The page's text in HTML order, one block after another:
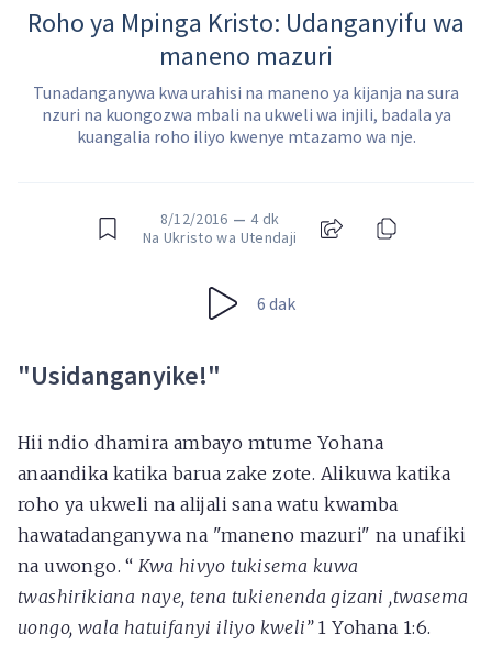
Roho ya Mpinga Kristo: Udanganyifu wa
maneno mazuri
Tunadanganywa kwa urahisi na maneno ya kijanja na sura
nzuri na kuongozwa mbali na ukweli wa injili, badala ya
kuangalia roho iliyo kwenye mtazamo wa nje.
8/12/2016 — 4 dk
Na Ukristo wa Utendaji
6 dak
"Usidanganyike!"
Hii ndio dhamira ambayo mtume Yohana
anaandika katika barua zake zote. Alikuwa katika
roho ya ukweli na alijali sana watu kwamba
hawatadanganywa na "maneno mazuri" na unafiki
na uwongo. “Kwa hivyo tukisema kuwa
twashirikiana naye, tena tukienenda gizani ,twasema
uongo, wala hatuifanyi iliyo kweli”1 Yohana 1:6.